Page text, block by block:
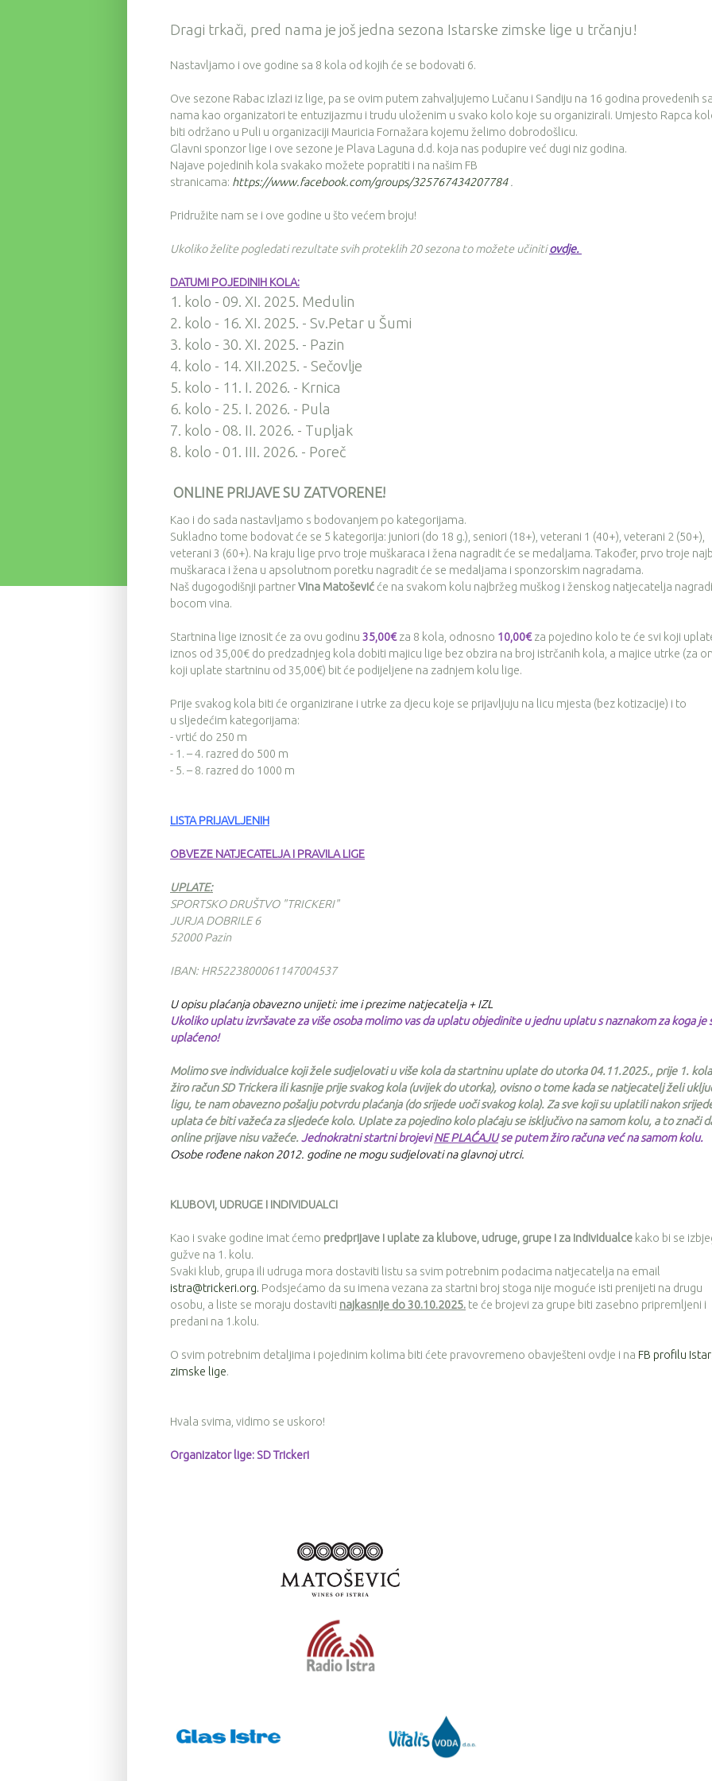
Dragi trkači, pred nama je još jedna sezona Istarske zimske lige u trčanju!
Nastavljamo i ove godine sa 8 kola od kojih će se bodovati 6.
Ove sezone Rabac izlazi iz lige, pa se ovim putem zahvaljujemo Lučanu i Sandiju na 16 godina provedenih
nama kao organizatori te entuzijazmu i trudu uloženim u svako kolo koje su organizirali. Umjesto Rapca
biti održano u Puli u organizaciji Mauricia Fornažara kojemu želimo dobrodošlicu.
Glavni sponzor lige i ove sezone je Plava Laguna d.d. koja nas podupire već dugi niz godina.
Najave pojedinih kola svakako možete popratiti i na našim FB
stranicama: https://www.facebook.com/groups/325767434207784 .
Pridružite nam se i ove godine u što većem broju!
Ukoliko želite pogledati rezultate svih proteklih 20 sezona to možete učinitiovdje.
DATUMI POJEDINIH KOLA:
1. kolo - 09. XI. 2025. Medulin
2. kolo - 16. XI. 2025. - Sv.Petar u Šumi
3. kolo - 30. XI. 2025. - Pazin
4. kolo - 14. XII.2025. - Sečovlje
5. kolo - 11. I. 2026. - Krnica
6. kolo - 25. I. 2026. - Pula
7. kolo - 08. II. 2026. - Tupljak
8. kolo - 01. III. 2026. - Poreč
ONLINE PRIJAVE SU ZATVORENE!
Kao i do sada nastavljamo s bodovanjem po kategorijama.
Sukladno tome bodovat će se 5 kategorija: juniori (do 18 g.), seniori (18+), veterani 1 (40+), veterani 2 (50+),
veterani 3 (60+). Na kraju lige prvo troje muškaraca i žena nagradit će se medaljama. Također, prvo troje
muškaraca i žena u apsolutnom poretku nagradit će se medaljama i sponzorskim nagradama.
Naš dugogodišnji partnerVina Matošević će na svakom kolu najbržeg muškog i ženskog natjecatelja
bocom vina.
Startnina lige iznosit će za ovu godinu 35,00€za 8 kola, odnosno 10,00€za pojedino kolo te će svi koji
iznos od 35,00€ do predzadnjeg kola dobiti majicu lige bez obzira na broj istrčanih kola, a majice utrke (za
koji uplate startninu od 35,00€) bit će podijeljene na zadnjem kolu lige.
Prije svakog kola biti će organizirane i utrke za djecu koje se prijavljuju na licu mjesta (bez kotizacije) i to
u sljedećim kategorijama:
- vrtić do 250 m
- 1. – 4. razred do 500 m
- 5. – 8. razred do 1000 m
LISTA PRIJAVLJENIH
OBVEZE NATJECATELJA I PRAVILA LIGE
UPLATE:
SPORTSKO DRUŠTVO "TRICKERI"
JURJA DOBRILE 6
52000 Pazin
IBAN: HR5223800061147004537
U opisu plaćanja obavezno unijeti: ime i prezime natjecatelja + IZL
Ukoliko uplatu izvršavate za više osoba molimo vas da uplatu objedinite u jednu uplatu s naznakom za koga je
uplaćeno!
Molimo sve individualce koji žele sudjelovati u više kola da startninu uplate do utorka 04.11.2025., prije 1.
žiro račun SD Trickerailikasnije prije svakog kola (uvijek do utorka), ovisno o tome kada se natjecatelj želi
ligu, te nam obavezno pošalju potvrdu plaćanja (do srijede uoči svakog kola). Za sve koji su uplatilinakon
uplata će biti važeća za sljedeće kolo. Uplate za pojedino kolo plaćaju se isključivona samom kolu, a to znači
online prijave nisu važeće.Jednokratni startni brojeviNE PLAĆAJUse putem žiro računa već na samom kolu.
Osobe rođene nakon 2012. godine ne mogu sudjelovati na glavnoj utrci.
KLUBOVI, UDRUGE I INDIVIDUALCI
Kao i svake godine imat ćemo predprijave i uplate za klubove, udruge, grupe i za individualce kako bi se
gužve na 1. kolu.
Svaki klub, grupa ili udruga mora dostaviti listu sa svim potrebnim podacima natjecatelja na email
istra@trickeri.org. Podsjećamo da su imena vezana za startni broj stoga nije moguće isti prenijeti na drugu
osobu, a liste se moraju dostaviti najkasnije do 30.10.2025. te će brojevi za grupe biti zasebno pripremljeni i
predani na 1.kolu.
O svim potrebnim detaljima i pojedinim kolima biti ćete pravovremeno obavješteni ovdje i na FB profilu
zimske lige.
Hvala svima, vidimo se uskoro!
Organizator lige: SD Trickeri